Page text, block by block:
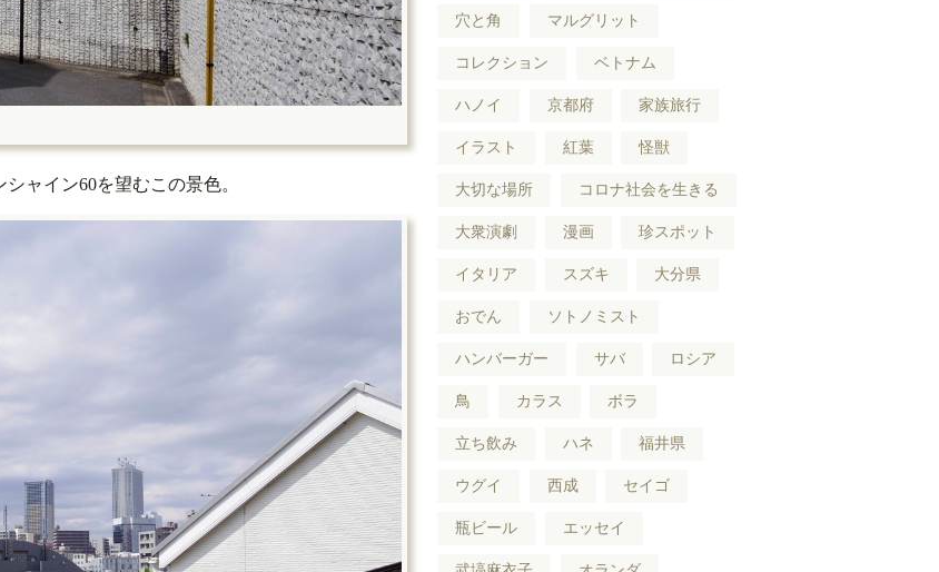
ャイン60を望むこの景色。
穴と角 マルグリット
コレクション ベトナム
ハノイ 京都府 家族旅行
イラスト 紅葉 怪獣
大切な場所 コロナ社会を生きる
大衆演劇 漫画 珍スポット
イタリア スズキ 大分県
おでん ソトノミスト
ハンバーガー サバ ロシア
鳥 カラス ボラ
立ち飲み ハネ 福井県
ウグイ 西成 セイゴ
瓶ビール エッセイ